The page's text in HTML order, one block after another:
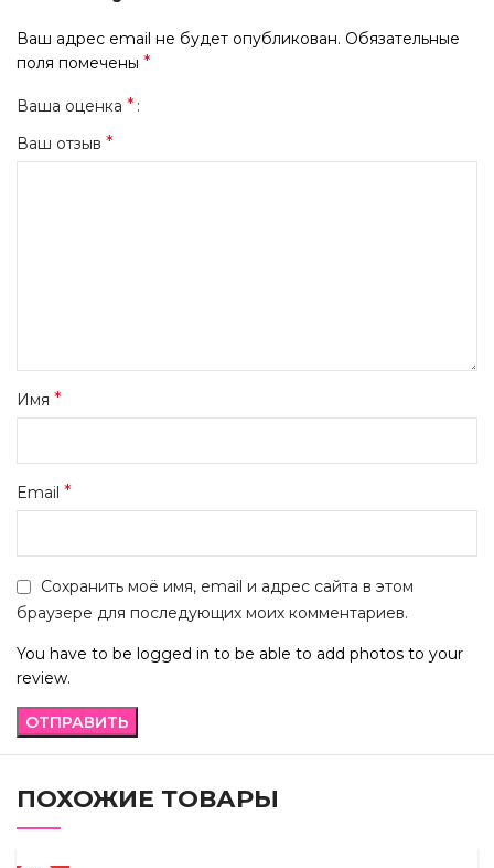
Ваш адрес email не будет опубликован. Обязательные
поля помечены *
Ваша оценка *
Ваш отзыв *
Имя *
Email *
Сохранить моё имя, email и адрес сайта в этом
браузере для последующих моих комментариев.
You have to be logged in to be able to add photos to your
review.
ПОХОЖИЕ ТОВАРЫ